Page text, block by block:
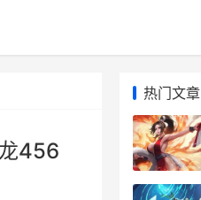
456
热门文章